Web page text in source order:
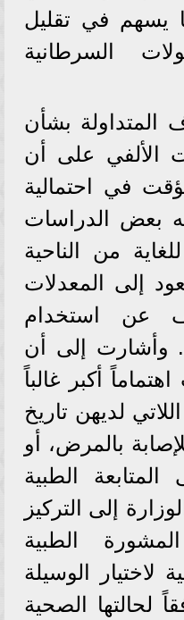
يسهم في تقليل
السرطانية
المتداولة بشأن
الألفي على أن
في احتمالية
بعض الدراسات
من الناحية
إلى المعدلات
عن استخدام
وأشارت إلى أن
أكبر غالباً
لديهن تاريخ
بالمرض، أو
الطبية
إلى التركيز
الطبية
لاختيار الوسيلة
لحالتها الصحية